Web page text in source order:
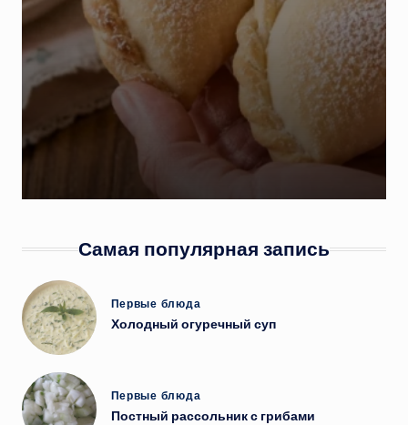
Самая популярная запись
Опубликовано
в
Первые блюда
Холодный огуречный суп
Опубликовано
в
Первые блюда
Постный рассольник с грибами